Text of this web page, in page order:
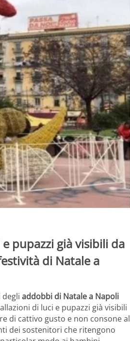
pupazzi già visibili da
di Natale a
addobbi di Natale a Napoli
di luci e pupazzi già visibili
di cattivo gusto e non consone al
dei sostenitori che ritengono